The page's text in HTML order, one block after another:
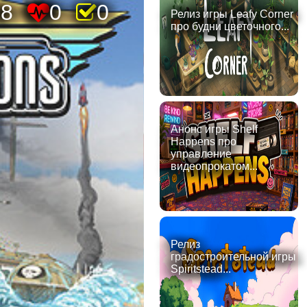
0 0
Релиз игры Leafy Corner
про будни цветочного...
Анонс игры Shelf
Happens про
управление
видеопрокатом...
Релиз
градостроительной игры
Spiritstead...